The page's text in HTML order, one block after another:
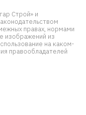
Строй» и
правах, нормами
изображений из
на каком-
правообладателей